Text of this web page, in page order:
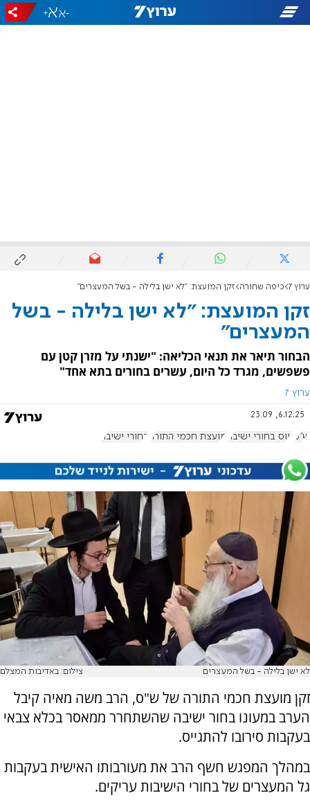
-
+
ערוץ 7 כיפה שחורה זקן המועצת: "לא ישן בלילה - בשל המעצרים"
זקן המועצת: "לא ישן בלילה - בשל
המעצרים"
הבחור תיאר את תנאי הכליאה: "ישנתי על מזרן קטן עם
פשפשים, מגרד כל היום, עשרים בחורים בתא אחד"
ערוץ 7
6.12.25, 23:09
ש"ס גיוס בחורי ישיבה מועצת חכמי התורה בחורי ישיבה
לא ישן בלילה - בשל המעצרים צילום: באדיבות המצלם
זקן מועצת חכמי התורה של ש"ס, הרב משה מאיה קיבל
הערב במעונו בחור ישיבה שהשתחרר ממאסר בכלא צבאי
בעקבות סירובו להתגייס.
במהלך המפגש חשף הרב את מעורבותו האישית בעקבות
גל המעצרים של בחורי הישיבות עריקים.